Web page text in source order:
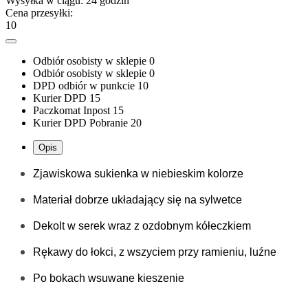
Cena przesyłki:
10
Odbiór osobisty w sklepie 0
Odbiór osobisty w sklepie 0
DPD odbiór w punkcie 10
Kurier DPD 15
Paczkomat Inpost 15
Kurier DPD Pobranie 20
Opis
Zjawiskowa sukienka w niebieskim kolorze
Materiał dobrze układający się na sylwetce
Dekolt w serek wraz z ozdobnym kółeczkiem
Rękawy do łokci, z wszyciem przy ramieniu, luźne
Po bokach wsuwane kieszenie